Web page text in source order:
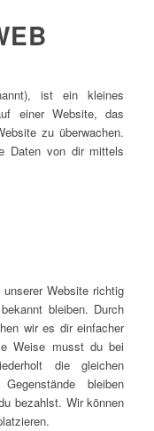
ist ein kleines
einer Website, das
zu überwachen.
Daten von dir mittels
Website richtig
bleiben. Durch
wir es dir einfacher
Weise musst du bei
die gleichen
bleiben
bezahlst. Wir können